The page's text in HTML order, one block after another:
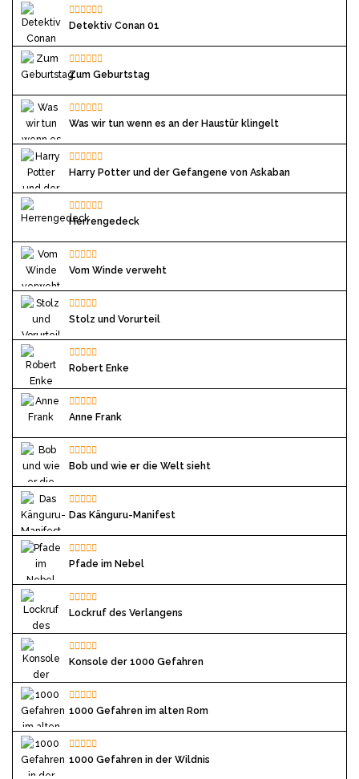
Detektiv Conan 01
Zum Geburtstag
Was wir tun wenn es an der Haustür klingelt
Harry Potter und der Gefangene von Askaban
Herrengedeck
Vom Winde verweht
Stolz und Vorurteil
Robert Enke
Anne Frank
Bob und wie er die Welt sieht
Das Känguru-Manifest
Pfade im Nebel
Lockruf des Verlangens
Konsole der 1000 Gefahren
1000 Gefahren im alten Rom
1000 Gefahren in der Wildnis